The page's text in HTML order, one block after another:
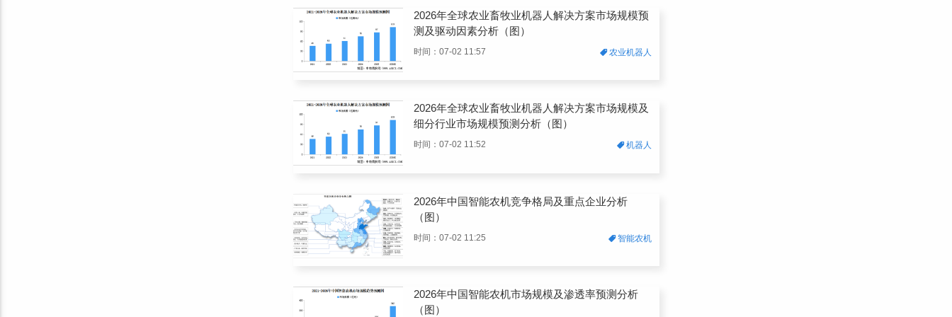
2026年全球农业畜牧业机器人解决方案市场规模预
测及驱动因素分析（图）
时间：07-02 11:57 农业机器人
2026年全球农业畜牧业机器人解决方案市场规模及
细分行业市场规模预测分析（图）
时间：07-02 11:52 机器人
2026年中国智能农机竞争格局及重点企业分析
（图）
时间：07-02 11:25 智能农机
2026年中国智能农机市场规模及渗透率预测分析
（图）